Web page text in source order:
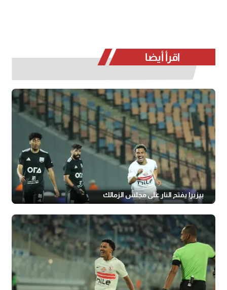
اقرأ أيضا
بيزيرا يفتح النار على مجلس الزمالك